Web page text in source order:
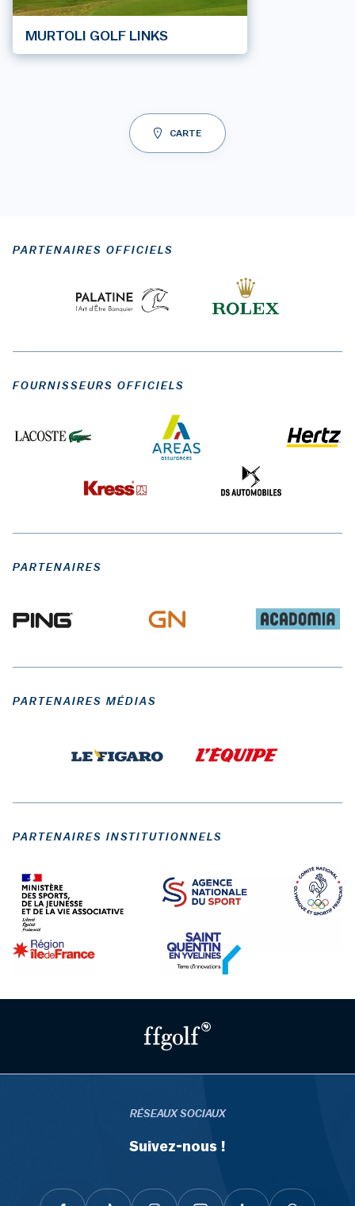
MURTOLI GOLF LINKS
CARTE
PARTENAIRES OFFICIELS
FOURNISSEURS OFFICIELS
PARTENAIRES
PARTENAIRES MÉDIAS
PARTENAIRES INSTITUTIONNELS
RÉSEAUX SOCIAUX
Suivez-nous !